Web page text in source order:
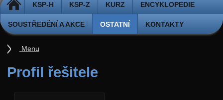
DOMŮ KSP-H KSP-Z KURZ ENCYKLOPEDIE
SOUSTŘEDĚNÍ A AKCE OSTATNÍ KONTAKTY
Profil řešitele
Menu